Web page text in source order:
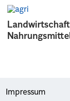
Impressum